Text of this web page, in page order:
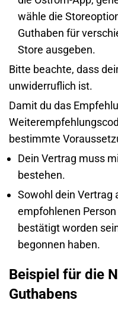
wähle die
Guthaben für
Store ausgeben.
Bitte beachte, dass
unwiderruflich ist.
Damit du das
bestimmte
Dein Vertrag muss
bestehen.
Sowohl dein Vertrag
empfohlenen
bestätigt worden
begonnen haben.
Beispiel für die
Guthabens